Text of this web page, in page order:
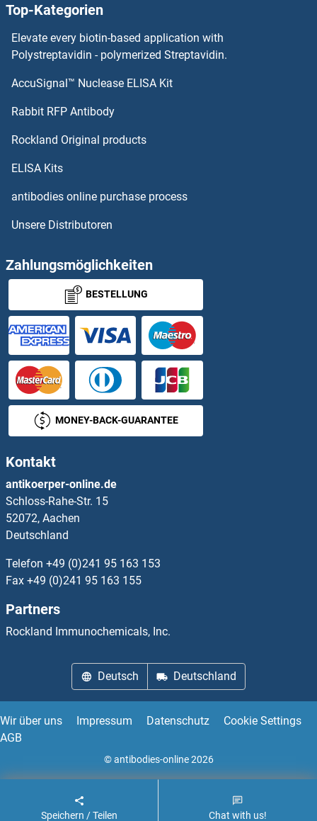
TGFA Antikörper
TGFB1 Antikörper
TGFB1I1 Antikörper
TGFB3 Antikörper
TGFBI Antikörper
TGFBRAP1 Antikörper
TGIF1 Antikörper
TGIF2 Antikörper
TGIF2LX Antikörper
TGIF2LY Antikörper
TGM1 Antikörper
TGM3 Antikörper
TGM4 Antikörper
TGOLN2 Antikörper
TH1-Like Antikörper
THAP1 Antikörper
Top-Kategorien
Elevate every biotin-based application with
Polystreptavidin - polymerized Streptavidin.
AccuSignal™ Nuclease ELISA Kit
Rabbit RFP Antibody
Rockland Original products
ELISA Kits
antibodies online purchase process
Unsere Distributoren
Zahlungsmöglichkeiten
BESTELLUNG
MONEY-BACK-GUARANTEE
Kontakt
antikoerper-online.de
Schloss-Rahe-Str. 15
52072, Aachen
Deutschland
Telefon +49 (0)241 95 163 153
Fax +49 (0)241 95 163 155
Partners
Rockland Immunochemicals, Inc.
Deutsch Deutschland
Wir über uns Impressum Datenschutz
Cookie Settings
AGB
© antibodies-online 2026
Speichern / Teilen Chat with us!